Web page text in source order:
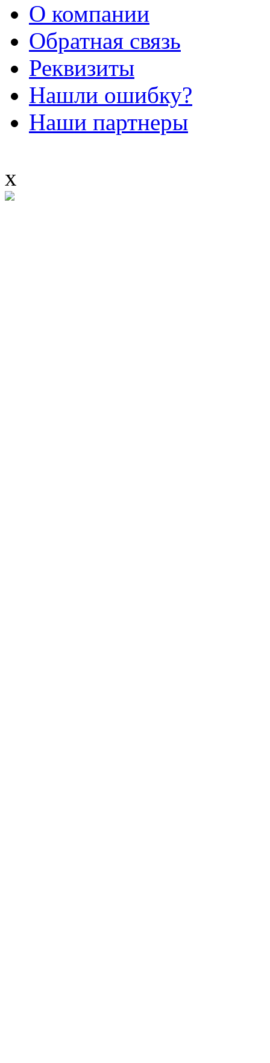
О компании
Обратная связь
Реквизиты
Нашли ошибку?
Наши партнеры
x